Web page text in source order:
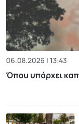
06.08.2026 | 13:43
Όπου υπάρχει